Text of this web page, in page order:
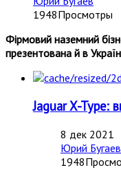
1948Просмотры
Фірмовий наземний
презентована й в
Jaguar X-Type:
8 дек 2021
Юрий Бугаев